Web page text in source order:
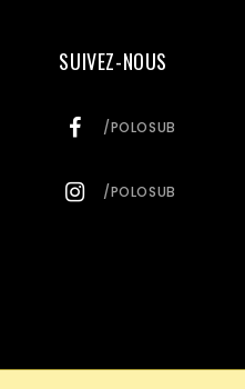
SUIVEZ-NOUS
/POLOSUB
/POLOSUB